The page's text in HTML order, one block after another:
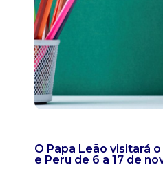
O Papa Leão visitará
e Peru de 6 a 17 de